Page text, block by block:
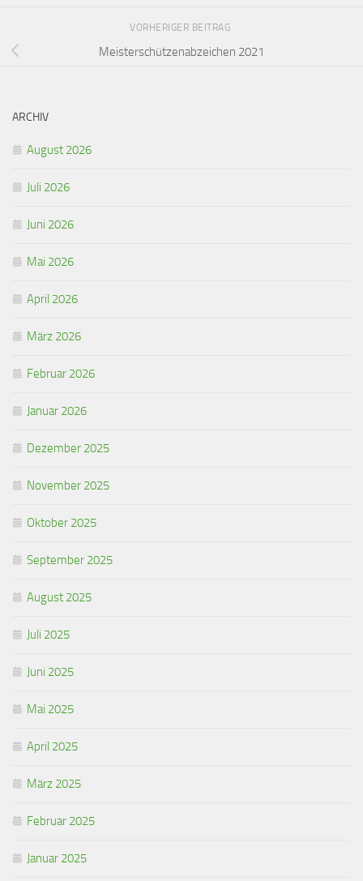
VORHERIGER BEITRAG
Meisterschützenabzeichen 2021
ARCHIV
August 2026
Juli 2026
Juni 2026
Mai 2026
April 2026
März 2026
Februar 2026
Januar 2026
Dezember 2025
November 2025
Oktober 2025
September 2025
August 2025
Juli 2025
Juni 2025
Mai 2025
April 2025
März 2025
Februar 2025
Januar 2025